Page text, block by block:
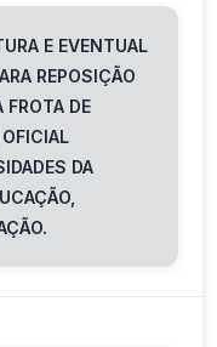
E EVENTUAL
REPOSIÇÃO
FROTA DE
DA